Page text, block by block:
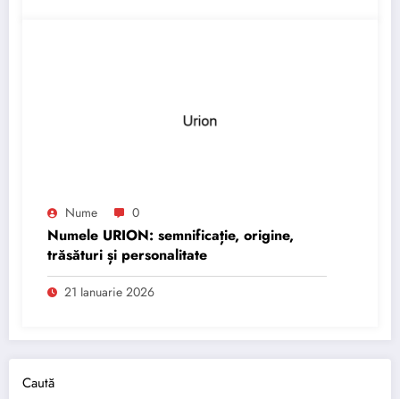
Nume 0
Numele URION: semnificație, origine,
trăsături și personalitate
21 Ianuarie 2026
Caută